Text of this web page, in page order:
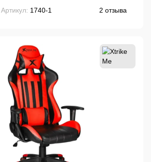
Артикул: 1740-1 2 отзыва